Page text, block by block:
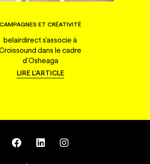
CAMPAGNES ET CRÉATIVITÉ
belairdirect s'associe à
dans le cadre
d'Osheaga
LIRE L'ARTICLE